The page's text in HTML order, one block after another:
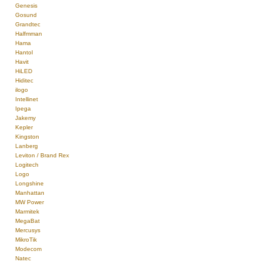
Genesis
Gosund
Grandtec
Halfmman
Hama
Hantol
Havit
HiLED
Hiditec
ilogo
Intellinet
Ipega
Jakemy
Kepler
Kingston
Lanberg
Leviton / Brand Rex
Logitech
Logo
Longshine
Manhattan
MW Power
Marmitek
MegaBat
Mercusys
MikroTik
Modecom
Natec